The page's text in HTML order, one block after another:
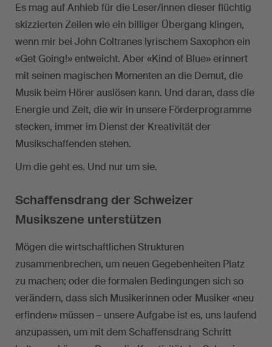
Es mag auf Anhieb für die Leser/innen dieser flüchtig
skizzierten Zeilen wie ein billiger Übergang klingen,
wenn mir bei John Coltranes lyrischem Saxophon ein
«Get Going!» entweicht. Aber «Kind of Blue» erinnert
mit seinen magischen Momenten an die Demut, die
Musik beim Hörer auslösen kann. Und daran, dass die
Energie und Zeit, die wir in unsere Förderprogramme
stecken, immer im Dienst der Kreativität der
Musikschaffenden stehen.
Um die geht es. Und nur um sie.
Schaffensdrang der Schweizer
Musikszene unterstützen
Mögen die wirtschaftlichen Strukturen
zusammenbrechen, um neuen Gegebenheiten Platz
zu machen; oder die formalen Bedingungen sich so
verändern, dass sich Musikerinnen oder Musiker «neu
erfinden» müssen – unsere Aufgabe ist es, uns laufend
anzupassen, um mit dem Schaffensdrang Schritt